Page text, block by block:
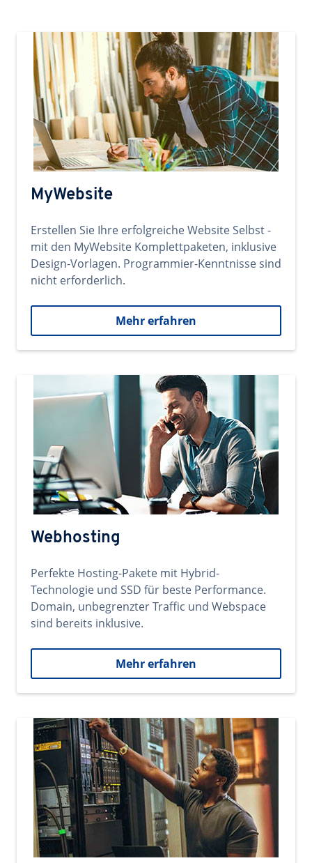
MyWebsite
Erstellen Sie Ihre erfolgreiche Website Selbst -
mit den MyWebsite Komplettpaketen, inklusive
Design-Vorlagen. Programmier-Kenntnisse sind
nicht erforderlich.
Mehr erfahren
Webhosting
Perfekte Hosting-Pakete mit Hybrid-
Technologie und SSD für beste Performance.
Domain, unbegrenzter Traffic und Webspace
sind bereits inklusive.
Mehr erfahren